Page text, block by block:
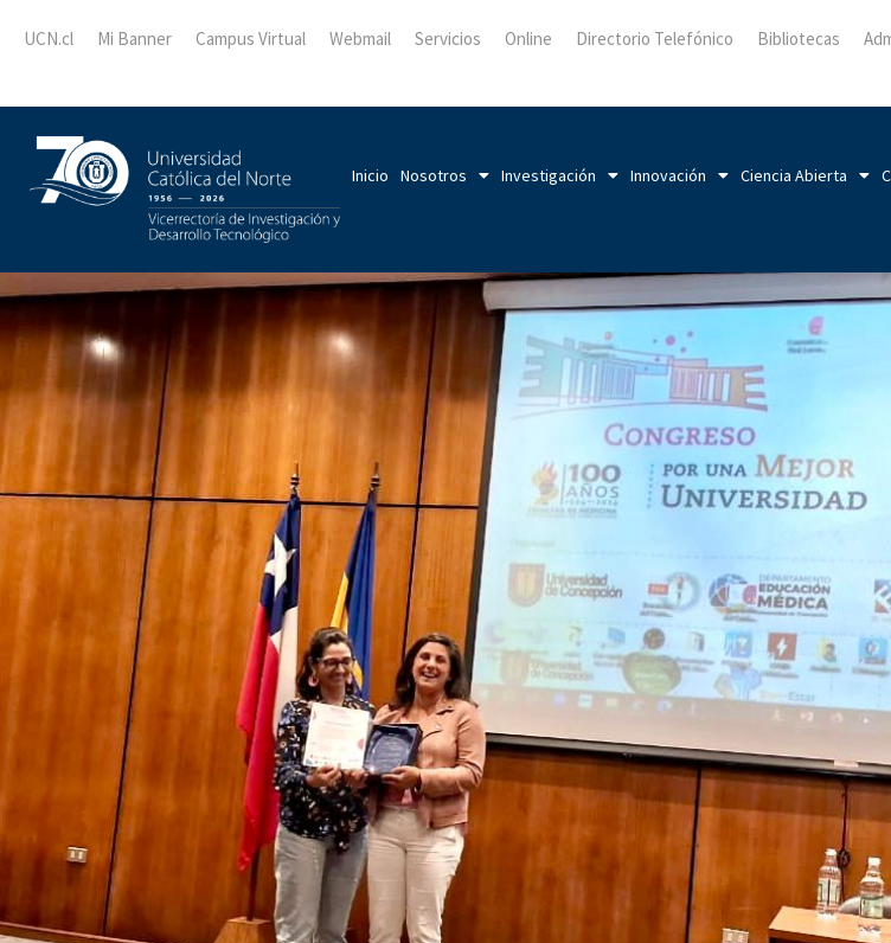
UCN.cl Mi Banner Campus Virtual Webmail Servicios Online Directorio Telefónico Bibliotecas
Inicio Nosotros Investigación Innovación Ciencia Abierta